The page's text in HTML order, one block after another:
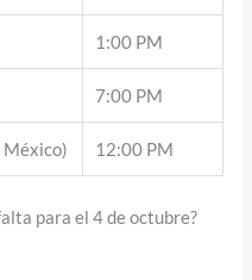
1:00 PM
7:00 PM
12:00 PM
para el 4 de octubre?